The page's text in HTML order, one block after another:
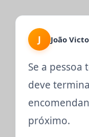
J João
Se a pessoa
deve
próximo.